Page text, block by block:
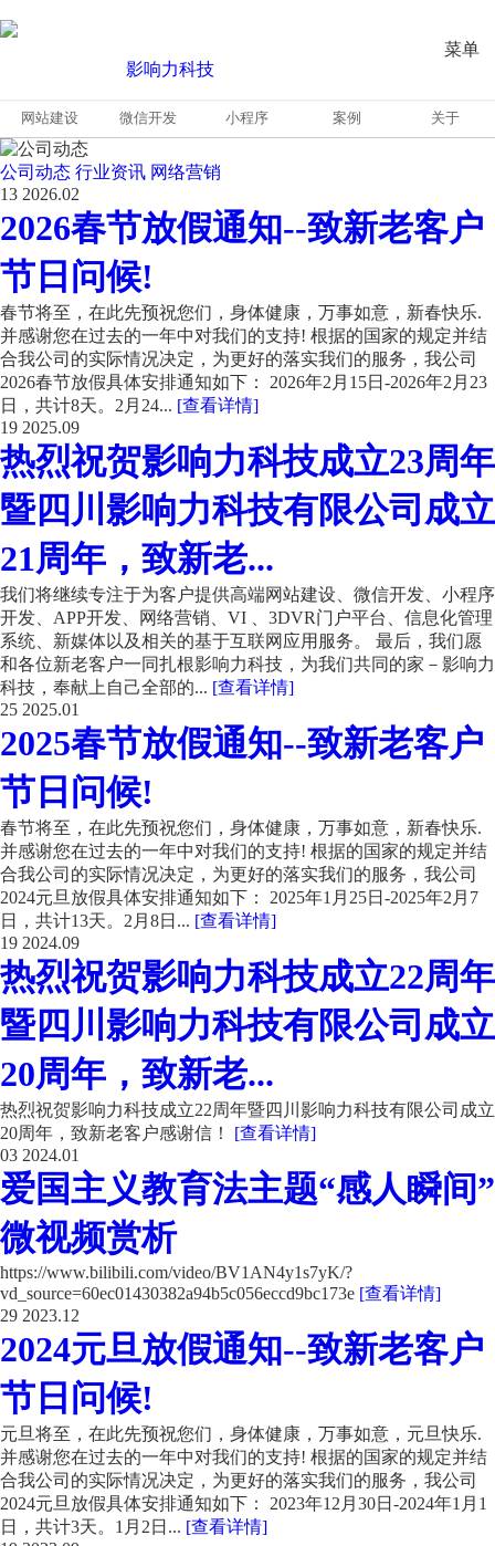
菜单
网站建设 微信开发 小程序 案例 关于
公司动态 行业资讯 网络营销
13 2026.02
2026春节放假通知--致新老客户
节日问候!
春节将至，在此先预祝您们，身体健康，万事如意，新春快乐.
并感谢您在过去的一年中对我们的支持! 根据的国家的规定并结
合我公司的实际情况决定，为更好的落实我们的服务，我公司
2026春节放假具体安排通知如下： 2026年2月15日-2026年2月23
日，共计8天。2月24... [查看详情]
19 2025.09
热烈祝贺影响力科技成立23周年
暨四川影响力科技有限公司成立
21周年，致新老...
我们将继续专注于为客户提供高端网站建设、微信开发、小程序
开发、APP开发、网络营销、VI 、3DVR门户平台、信息化管理
系统、新媒体以及相关的基于互联网应用服务。 最后，我们愿
和各位新老客户一同扎根影响力科技，为我们共同的家－影响力
科技，奉献上自己全部的... [查看详情]
25 2025.01
2025春节放假通知--致新老客户
节日问候!
春节将至，在此先预祝您们，身体健康，万事如意，新春快乐.
并感谢您在过去的一年中对我们的支持! 根据的国家的规定并结
合我公司的实际情况决定，为更好的落实我们的服务，我公司
2024元旦放假具体安排通知如下： 2025年1月25日-2025年2月7
日，共计13天。2月8日... [查看详情]
19 2024.09
热烈祝贺影响力科技成立22周年
暨四川影响力科技有限公司成立
20周年，致新老...
热烈祝贺影响力科技成立22周年暨四川影响力科技有限公司成立
20周年，致新老客户感谢信！ [查看详情]
03 2024.01
爱国主义教育法主题“感人瞬间”
微视频赏析
https://www.bilibili.com/video/BV1AN4y1s7yK/?
vd_source=60ec01430382a94b5c056eccd9bc173e [查看详情]
29 2023.12
2024元旦放假通知--致新老客户
节日问候!
元旦将至，在此先预祝您们，身体健康，万事如意，元旦快乐.
并感谢您在过去的一年中对我们的支持! 根据的国家的规定并结
合我公司的实际情况决定，为更好的落实我们的服务，我公司
2024元旦放假具体安排通知如下： 2023年12月30日-2024年1月1
日，共计3天。1月2日... [查看详情]